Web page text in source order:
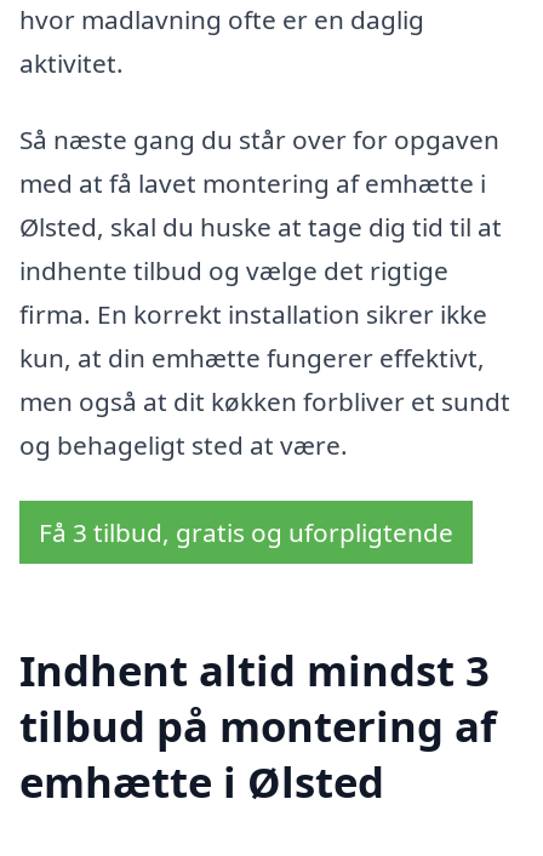
hvor madlavning ofte er en daglig
aktivitet.
Så næste gang du står over for opgaven
med at få lavet montering af emhætte i
Ølsted, skal du huske at tage dig tid til at
indhente tilbud og vælge det rigtige
firma. En korrekt installation sikrer ikke
kun, at din emhætte fungerer effektivt,
men også at dit køkken forbliver et sundt
og behageligt sted at være.
Få 3 tilbud, gratis og uforpligtende
Indhent altid mindst 3
tilbud på montering af
emhætte i Ølsted